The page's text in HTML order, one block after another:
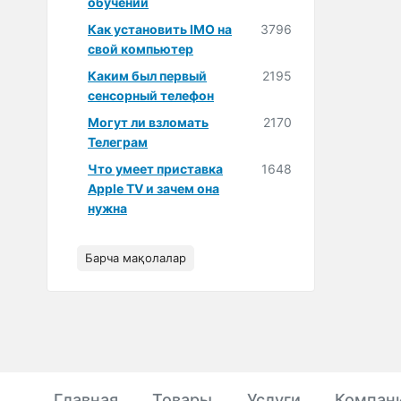
Как установить IMO на
свой компьютер
3796
Каким был первый
сенсорный телефон
2195
Могут ли взломать
Телеграм
2170
Что умеет приставка
Apple TV и зачем она
нужна
1648
Барча мақолалар